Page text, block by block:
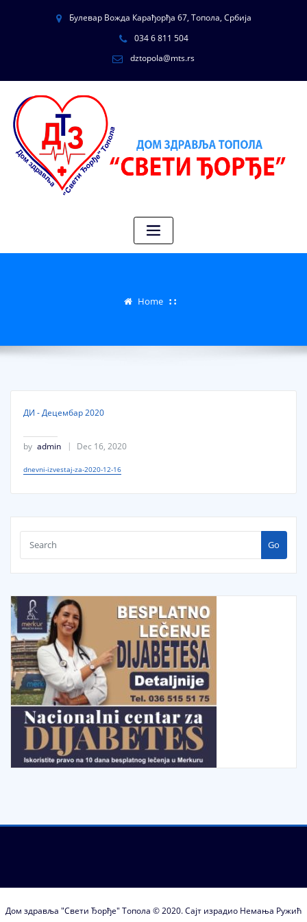
Булевар Вожда Карађорђа 67, Топола, Србија
034 6 811 504
dztopola@mts.rs
Home
ДИ - Децембар 2020
by admin Dec 16, 2020
dnevni-izvestaj-za-2020-12-16
Go
Дом здравља "Свети Ђорђе" Топола © 2020. Сајт израдио Немања Ружић